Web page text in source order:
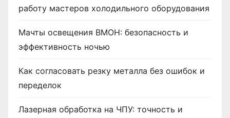
работу мастеров холодильного оборудования
Мачты освещения ВМОН: безопасность и
эффективность ночью
Как согласовать резку металла без ошибок и
переделок
Лазерная обработка на ЧПУ: точность и